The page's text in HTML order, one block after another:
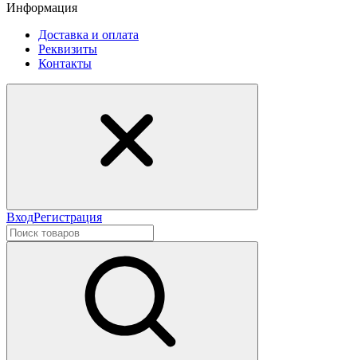
Информация
Доставка и оплата
Реквизиты
Контакты
ВходРегистрация